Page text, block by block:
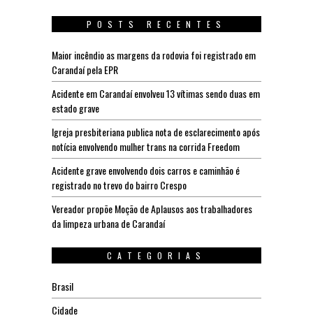
POSTS RECENTES
Maior incêndio as margens da rodovia foi registrado em
Carandaí pela EPR
Acidente em Carandaí envolveu 13 vítimas sendo duas em
estado grave
Igreja presbiteriana publica nota de esclarecimento após
notícia envolvendo mulher trans na corrida Freedom
Acidente grave envolvendo dois carros e caminhão é
registrado no trevo do bairro Crespo
Vereador propõe Moção de Aplausos aos trabalhadores
da limpeza urbana de Carandaí
CATEGORIAS
Brasil
Cidade